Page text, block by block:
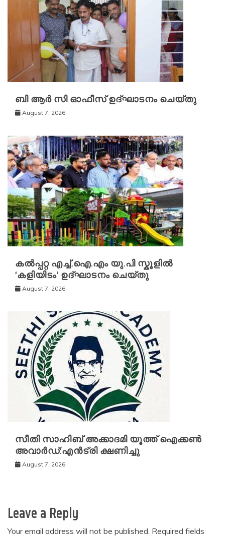
ബി ആർ സി ഓഫീസ് ഉദ്ഘാടനം ചെയ്തു
August 7, 2026
കൽപ്പറ്റ എച്ച്.ഐ.എം യു.പി സ്കൂ‌ളിൽ
‘കളിയിടം’ ഉദ്ഘാടനം ചെയ്തു
August 7, 2026
സീതി സാഹിബ് അക്കാദമി യൂത്ത് ഐക്കൺ
അവാർഡ്:എൻട്രി ക്ഷണിച്ചു
August 7, 2026
Leave a Reply
Your email address will not be published. Required fields